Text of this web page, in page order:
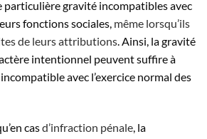
particulière gravité incompatibles avec
fonctions sociales, même lorsqu’ils
de leurs attributions. Ainsi, la gravité
intentionnel peuvent suffire à
avec l’exercice normal des
casd’infraction pénale, la